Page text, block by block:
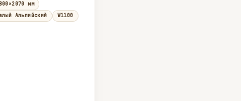
мм
Альпийский
W1100